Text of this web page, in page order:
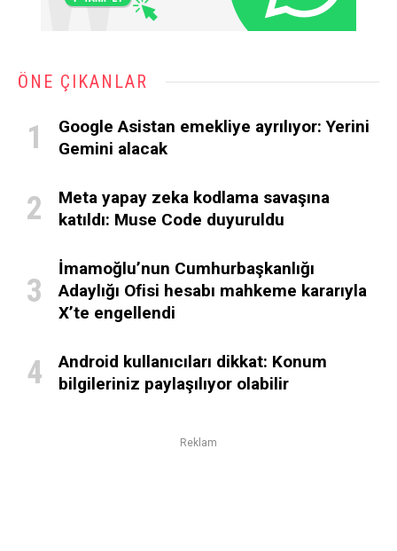
ÖNE ÇIKANLAR
Google Asistan emekliye ayrılıyor: Yerini
Gemini alacak
Meta yapay zeka kodlama savaşına
katıldı: Muse Code duyuruldu
İmamoğlu’nun Cumhurbaşkanlığı
Adaylığı Ofisi hesabı mahkeme kararıyla
X’te engellendi
Android kullanıcıları dikkat: Konum
bilgileriniz paylaşılıyor olabilir
Reklam